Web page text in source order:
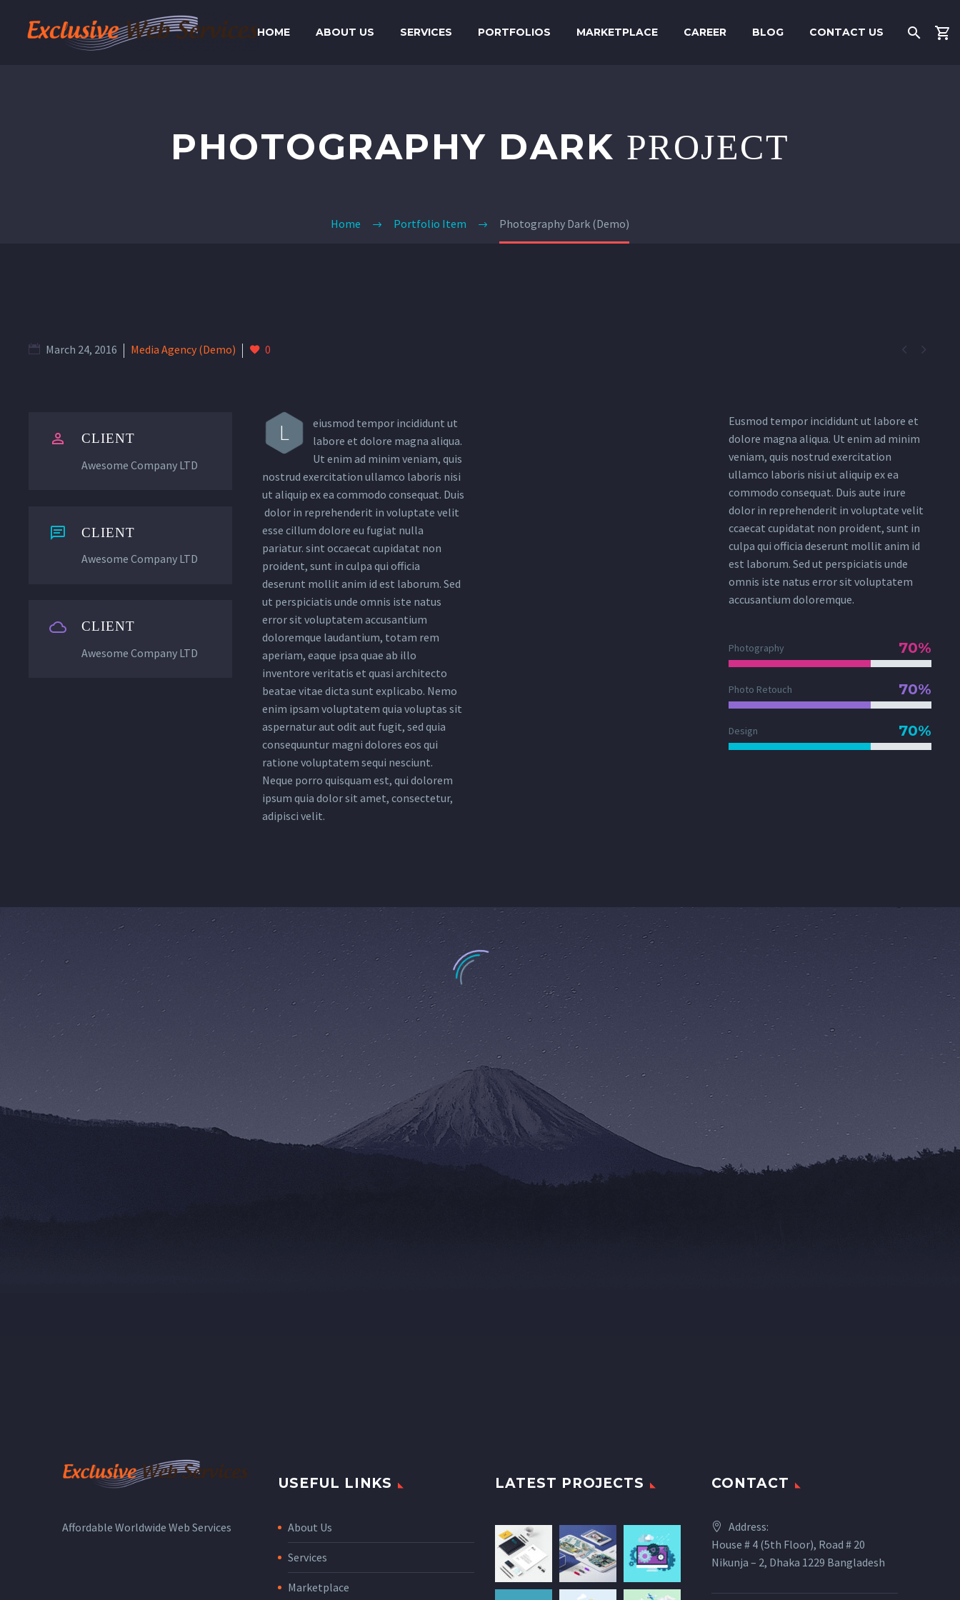
HOME ABOUT US SERVICES PORTFOLIOS MARKETPLACE CAREER BLOG CONTACT US
PHOTOGRAPHY DARK PROJECT
Home Portfolio Item Photography Dark (Demo)
 
March 24, 2016 Media Agency (Demo) 0

 CLIENT
Awesome Company LTD

 CLIENT
Awesome Company LTD

 CLIENT
Awesome Company LTD
L
eiusmod tempor incididunt ut
labore et dolore magna aliqua.
Ut enim ad minim veniam, quis
nostrud exercitation ullamco laboris nisi
ut aliquip ex ea commodo consequat. Duis
dolor in reprehenderit in voluptate velit
esse cillum dolore eu fugiat nulla
pariatur. sint occaecat cupidatat non
proident, sunt in culpa qui officia
deserunt mollit anim id est laborum. Sed
ut perspiciatis unde omnis iste natus
error sit voluptatem accusantium
doloremque laudantium, totam rem
aperiam, eaque ipsa quae ab illo
inventore veritatis et quasi architecto
beatae vitae dicta sunt explicabo. Nemo
enim ipsam voluptatem quia voluptas sit
aspernatur aut odit aut fugit, sed quia
consequuntur magni dolores eos qui
ratione voluptatem sequi nesciunt.
Neque porro quisquam est, qui dolorem
ipsum quia dolor sit amet, consectetur,
adipisci velit.
Eusmod tempor incididunt ut labore et
dolore magna aliqua. Ut enim ad minim
veniam, quis nostrud exercitation
ullamco laboris nisi ut aliquip ex ea
commodo consequat. Duis aute irure
dolor in reprehenderit in voluptate velit
ccaecat cupidatat non proident, sunt in
culpa qui officia deserunt mollit anim id
est laborum. Sed ut perspiciatis unde
omnis iste natus error sit voluptatem
accusantium doloremque.
Photography 70%
Photo Retouch 70%
Design 70%
USEFUL LINKS
About Us
Services
Marketplace
LATEST PROJECTS CONTACT
Address:
House # 4 (5th Floor), Road # 20
Nikunja – 2, Dhaka 1229 Bangladesh
Affordable Worldwide Web Services